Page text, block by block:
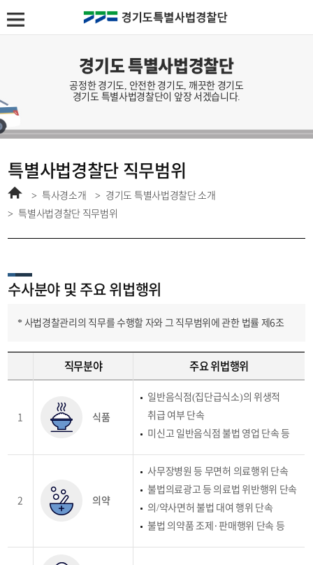
경기도 특별사법경찰단
공정한 경기도, 안전한 경기도, 깨끗한 경기도
경기도 특별사법경찰단이 앞장 서겠습니다.
특별사법경찰단 직무범위
홈 특사경소개
경기도 특별사법경찰단 소개
특별사법경찰단 직무범위
수사분야 및 주요 위법행위
* 사법경찰관리의 직무를 수행할 자와 그 직무범위에 관한 법률 제6조
범위)
직무분야 주요 위법행위
1 식품
일반음식점(집단급식소)의 위생적
취급 여부 단속
미신고 일반음식점 불법 영업 단속 등
2 의약
사무장병원 등 무면허 의료행위 단속
불법의료광고 등 의료법 위반행위 단속
의/약사면허 불법 대여 행위 단속
불법 의약품 조제·판매행위 단속 등